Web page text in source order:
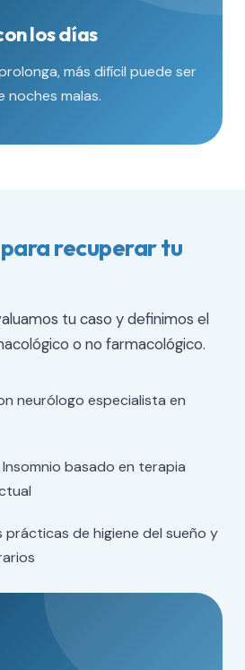
los días
más difícil puede ser
noches malas.
recuperar tu
tu caso y definimos el
o no farmacológico.
neurólogo especialista en
basado en terapia
prácticas de higiene del sueño y